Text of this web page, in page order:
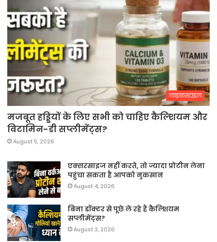
लाइफस्टाइल
मजबूत हड्डियों के लिए सभी को चाहिए कैल्शियम और
विटामिन-डी सप्लीमेंट्स?
August 5, 2026
एक्सरसाइज नहीं करते, तो ज्यादा प्रोटीन लेना
पहुंचा सकता है आपको नुकसान
August 4, 2026
बिना डॉक्टर से पूछे ले रहे हैं कैल्शियम
सप्लीमेंट्स?
August 3, 2026